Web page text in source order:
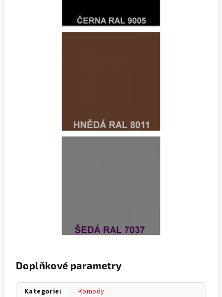
Doplňkové parametry
Kategorie: Komody